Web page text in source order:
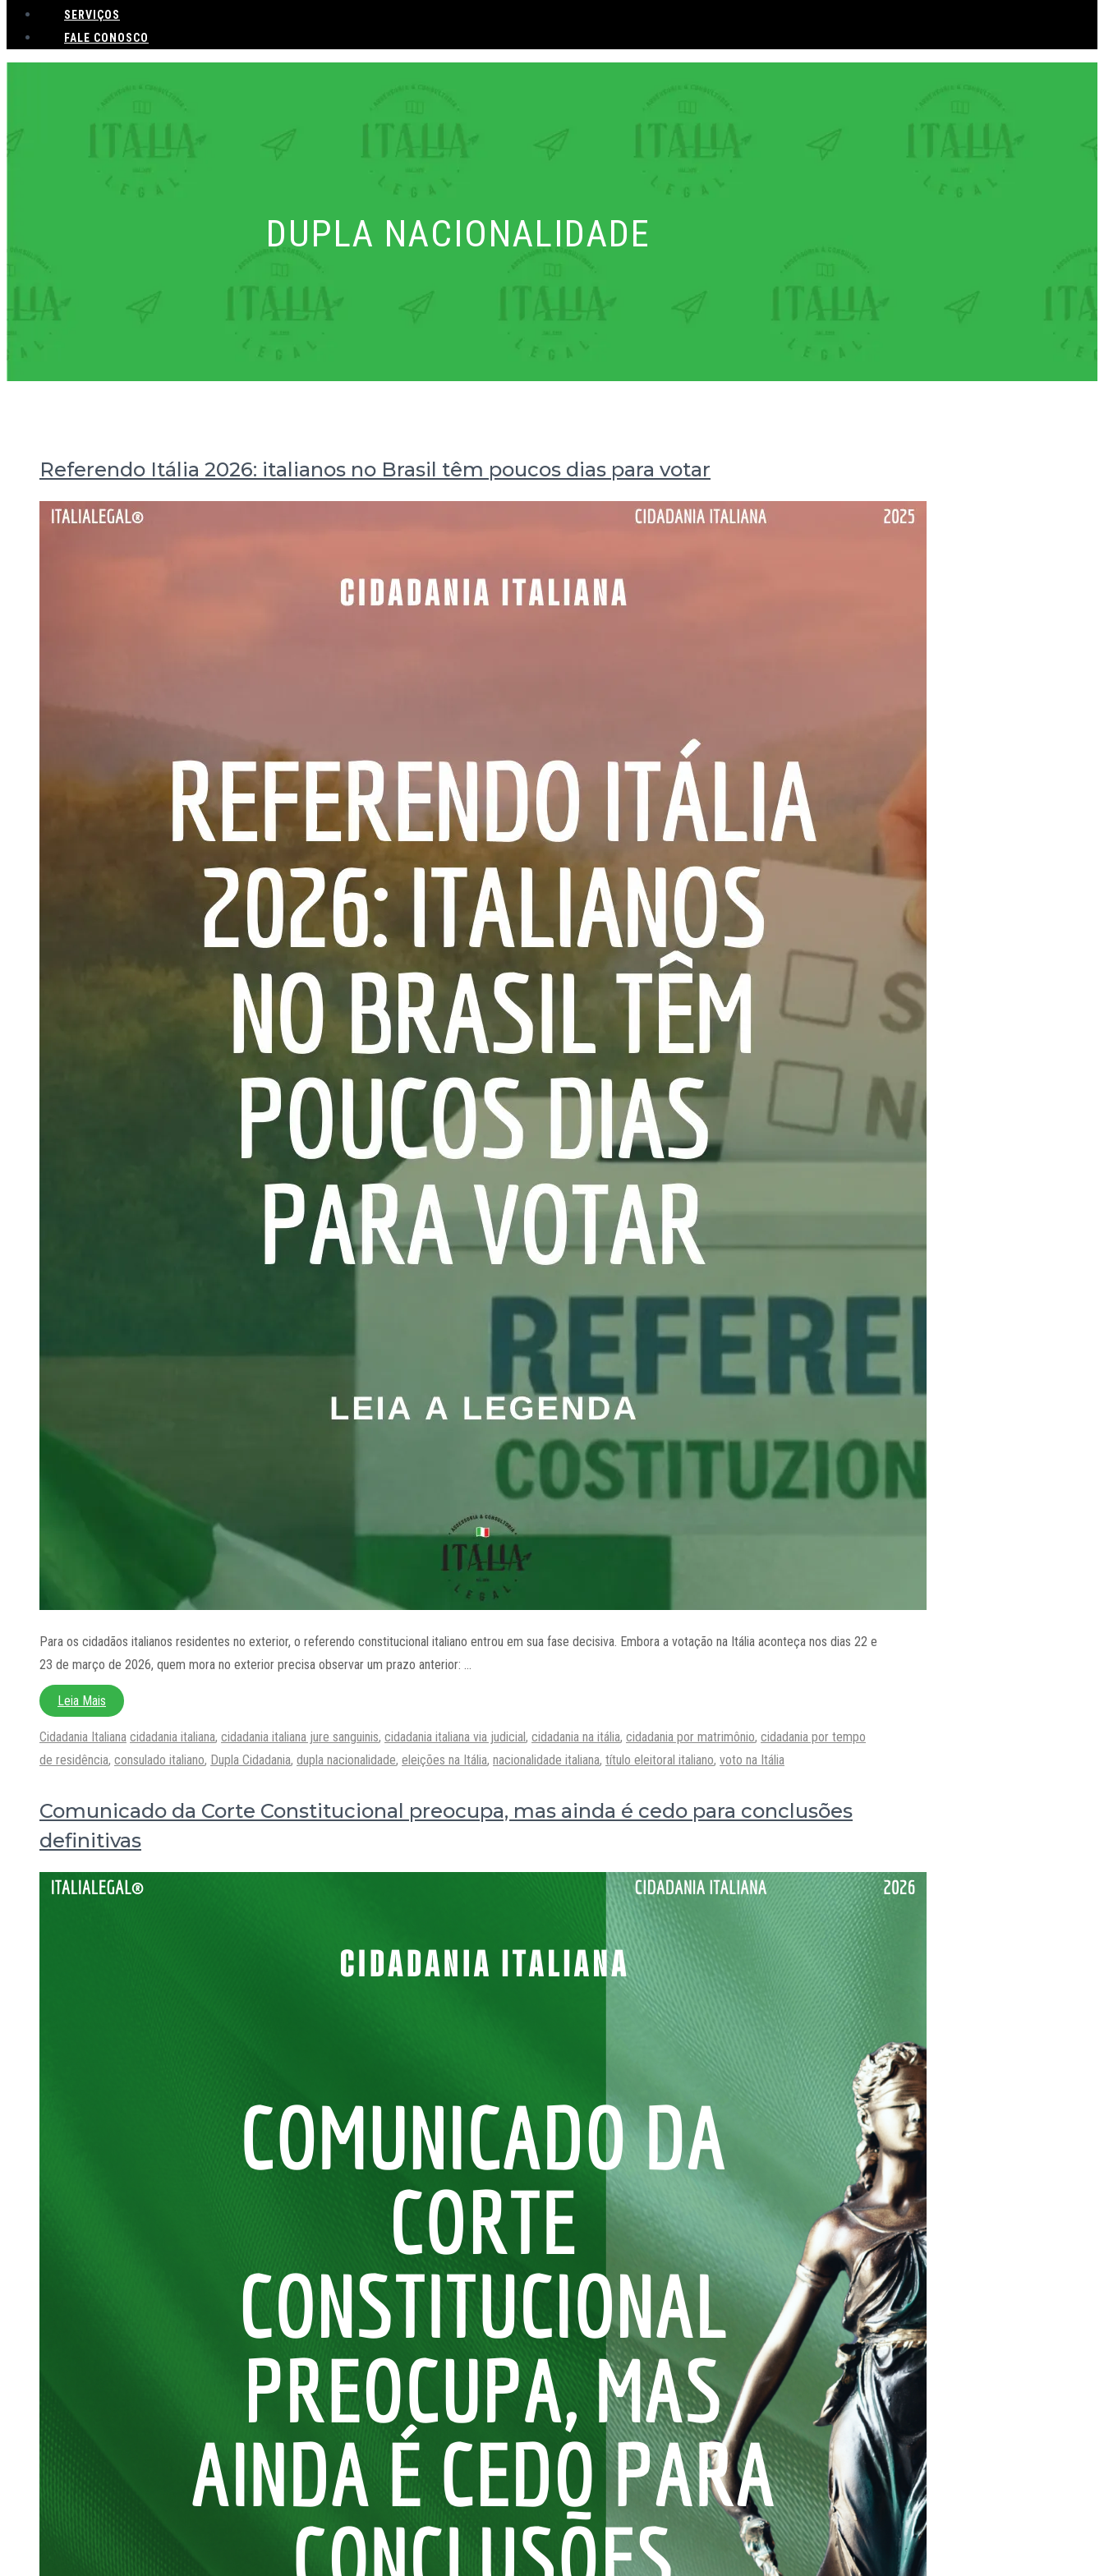
SERVIÇOS
FALE CONOSCO
DUPLA NACIONALIDADE
Referendo Itália 2026: italianos no Brasil têm poucos dias para votar
Para os cidadãos italianos residentes no exterior, o referendo constitucional italiano entrou em sua fase decisiva. Embora a votação na Itália aconteça nos dias 22 e
23 de março de 2026, quem mora no exterior precisa observar um prazo anterior: …
Leia Mais
Categorias
Cidadania Italiana Tags
cidadania italiana, cidadania italiana jure sanguinis, cidadania italiana via judicial, cidadania na itália, cidadania por matrimônio, cidadania por tempo
de residência, consulado italiano, Dupla Cidadania, dupla nacionalidade, eleições na Itália, nacionalidade italiana, título eleitoral italiano, voto na Itália
Comunicado da Corte Constitucional preocupa, mas ainda é cedo para conclusões
definitivas